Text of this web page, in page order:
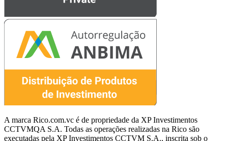
A marca Rico.com.vc é de propriedade da XP Investimentos
CCTVMQA S.A. Todas as operações realizadas na Rico são
executadas pela XP Investimentos CCTVM S.A., inscrita sob o